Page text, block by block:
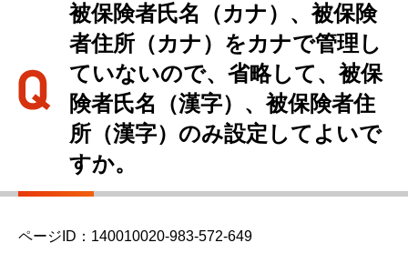
被保険者氏名（カナ）、被保険
者住所（カナ）をカナで管理し
ていないので、省略して、被保
険者氏名（漢字）、被保険者住
所（漢字）のみ設定してよいで
すか。
ページID：140010020-983-572-649